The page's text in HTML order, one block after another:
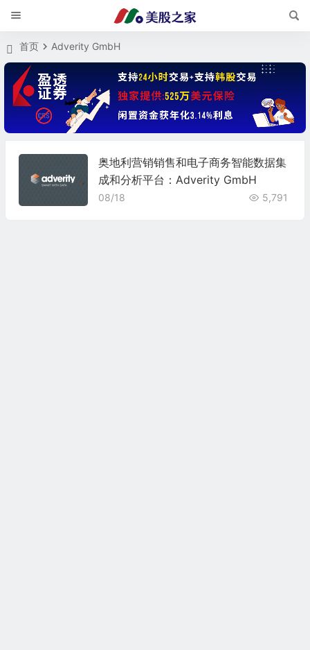
首页 Adverity GmbH
奥地利营销销售和电子商务智能数据集
成和分析平台：Adverity GmbH
08/18 5,791